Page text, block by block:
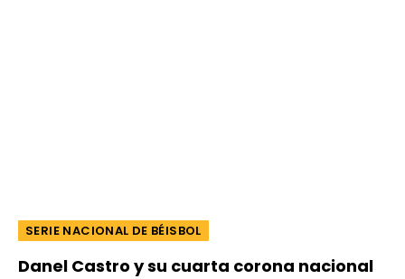
SERIE NACIONAL DE BÉISBOL
Danel Castro y su cuarta corona nacional